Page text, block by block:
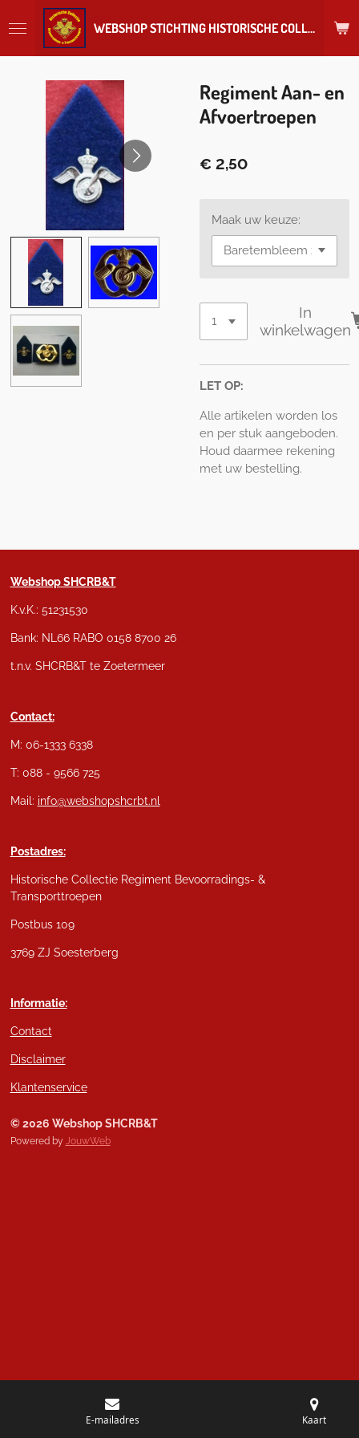
direct
hoofdinhoud
WEBSHOP STICHTING HISTORISCHE COLLECTIE REGIMENT
Regiment Aan- en
Afvoertroepen
€ 2,50
Maak uw keuze:
In
winkelwagen
LET OP:
Alle artikelen worden los
en per stuk aangeboden.
Houd daarmee rekening
met uw bestelling.
Webshop SHCRB&T
K.v.K.: 51231530
Bank: NL66 RABO 0158 8700 26
t.n.v. SHCRB&T te Zoetermeer
Contact:
M: 06-1333 6338
T: 088 - 9566 725
Mail: info@webshopshcrbt.nl
Postadres:
Historische Collectie Regiment Bevoorradings- &
Transporttroepen
Postbus 109
3769 ZJ Soesterberg
Informatie:
Contact
Disclaimer
Klantenservice
© 2026 Webshop SHCRB&T
Powered by JouwWeb
E-mailadres Kaart